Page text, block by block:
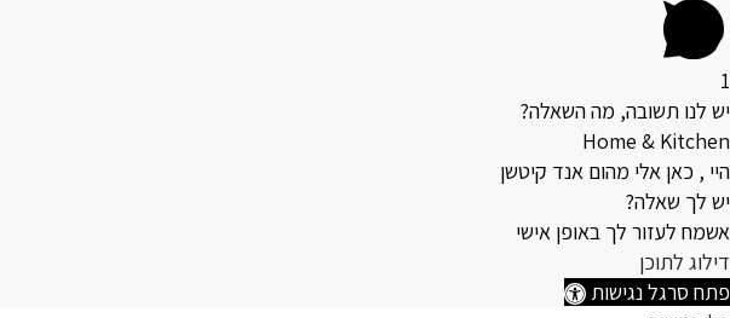
1
יש לנו תשובה, מה השאלה?
Home & Kitchen
היי , כאן אלי מהום אנד קיטשן
יש לך שאלה?
אשמח לעזור לך באופן אישי
דילוג לתוכן
פתח סרגל נגישות